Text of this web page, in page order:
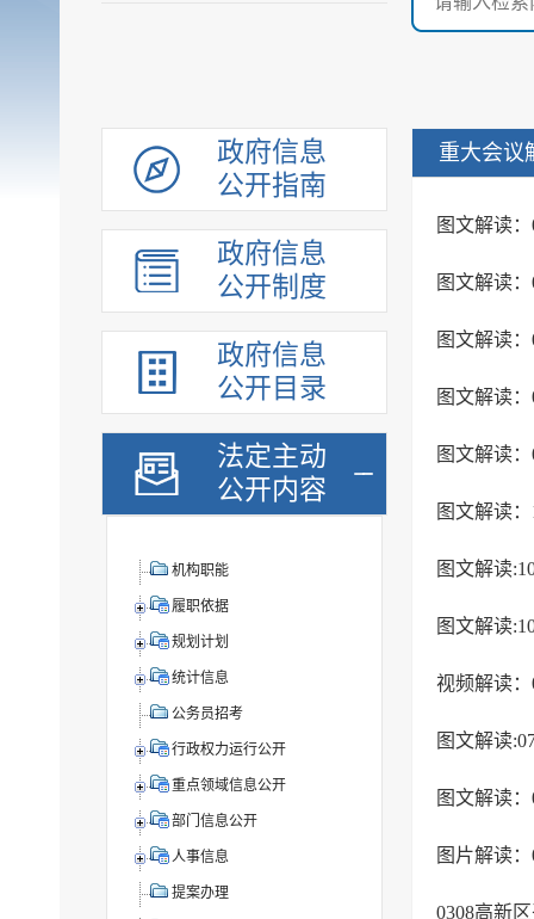
政府信息
公开指南
政府信息
公开制度
政府信息
公开目录
法定主动
公开内容
机构职能
履职依据
规划计划
统计信息
公务员招考
行政权力运行公开
重点领域信息公开
部门信息公开
人事信息
提案办理
重大会议
图文解读
图文解读
图文解读
图文解读
图文解读
图文解读
图文解读
视频解读
图文解读
图文解读
图片解读
0308高新